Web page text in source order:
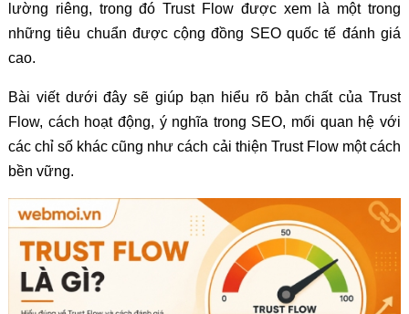
lường riêng, trong đó Trust Flow được xem là một trong
những tiêu chuẩn được cộng đồng SEO quốc tế đánh giá
cao.
Bài viết dưới đây sẽ giúp bạn hiểu rõ bản chất của Trust
Flow, cách hoạt động, ý nghĩa trong SEO, mối quan hệ với
các chỉ số khác cũng như cách cải thiện Trust Flow một cách
bền vững.